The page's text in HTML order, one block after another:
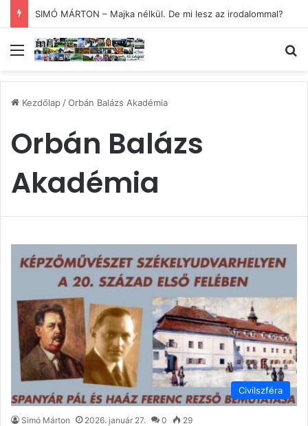
SIMÓ MÁRTON – Majka nélkül. De mi lesz az irodalommal?
Menü
Kezdőlap/Orbán Balázs Akadémia
Orbán Balázs
Akadémia
Civilszféra
Simó Márton 2026. január 27. 0 29